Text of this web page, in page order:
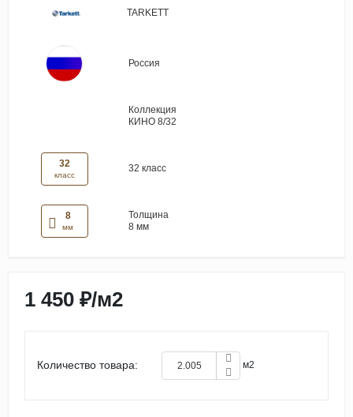
TARKETT
Россия
Коллекция
КИНО 8/32
32
класс
32 класс
8
мм
Толщина
8 мм
1 450 ₽/м2
Количество товара: м2